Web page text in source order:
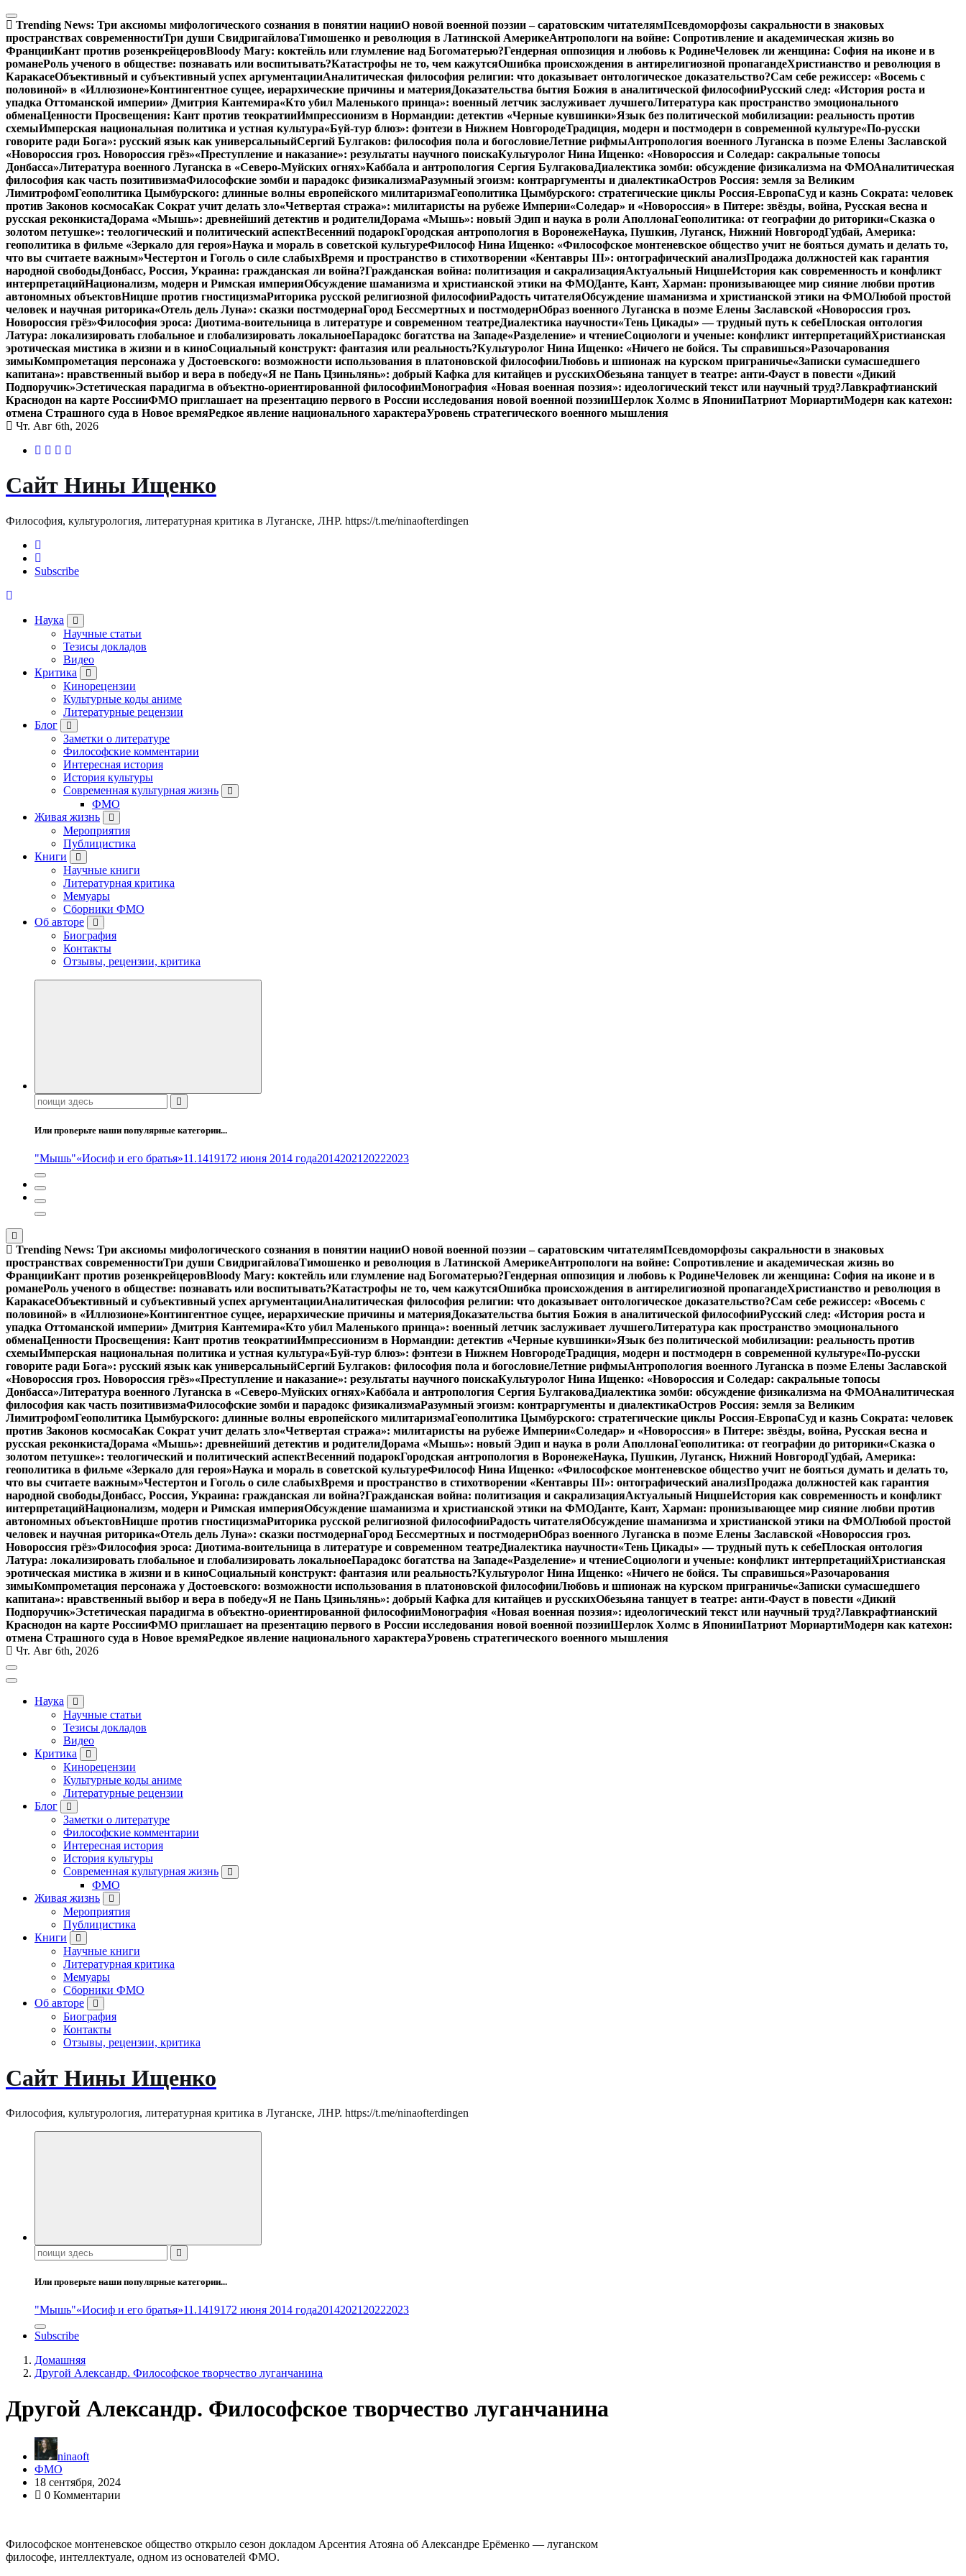
Перейти
к
содержимому
Trending News: Три аксиомы мифологического сознания в понятии нацииО новой военной поэзии – саратовским читателямПсевдоморфозы сакральности в знаковых
пространствах современностиТри души СвидригайловаТимошенко и революция в Латинской АмерикеАнтропологи на войне: Сопротивление и академическая жизнь во
ФранцииКант против розенкрейцеровBloody Mary: коктейль или глумление над Богоматерью?Гендерная оппозиция и любовь к РодинеЧеловек ли женщина: София на иконе и в
романеРоль ученого в обществе: познавать или воспитывать?Катастрофы не то, чем кажутсяОшибка происхождения в антирелигиозной пропагандеХристианство и революция в
КаракасеОбъективный и субъективный успех аргументацииАналитическая философия религии: что доказывает онтологическое доказательство?Сам себе режиссер: «Восемь с
половиной» в «Иллюзионе»Контингентное сущее, иерархические причины и материяДоказательства бытия Божия в аналитической философииРусский след: «История роста и
упадка Оттоманской империи» Дмитрия Кантемира«Кто убил Маленького принца»: военный летчик заслуживает лучшегоЛитература как пространство эмоционального
обменаЦенности Просвещения: Кант против теократииИмпрессионизм в Нормандии: детектив «Черные кувшинки»Язык без политической мобилизации: реальность против
схемыИмперская национальная политика и устная культура«Буй-тур блюз»: фэнтези в Нижнем НовгородеТрадиция, модерн и постмодерн в современной культуре«По-русски
говорите ради Бога»: русский язык как универсальныйСергий Булгаков: философия пола и богословиеЛетние рифмыАнтропология военного Луганска в поэме Елены Заславской
«Новороссия гроз. Новороссия грёз»«Преступление и наказание»: результаты научного поискаКультуролог Нина Ищенко: «Новороссия и Соледар: сакральные топосы
Донбасса»Литература военного Луганска в «Северо-Муйских огнях»Каббала и антропология Сергия БулгаковаДиалектика зомби: обсуждение физикализма на ФМОАналитическая
философия как часть позитивизмаФилософские зомби и парадокс физикализмаРазумный эгоизм: контраргументы и диалектикаОстров Россия: земля за Великим
ЛимитрофомГеополитика Цымбурского: длинные волны европейского милитаризмаГеополитика Цымбурского: стратегические циклы Россия-ЕвропаСуд и казнь Сократа: человек
против Законов космосаКак Сократ учит делать зло«Четвертая стража»: милитаристы на рубеже Империи«Соледар» и «Новороссия» в Питере: звёзды, война, Русская весна и
русская реконкистаДорама «Мышь»: древнейший детектив и родителиДорама «Мышь»: новый Эдип и наука в роли АполлонаГеополитика: от географии до риторики«Сказка о
золотом петушке»: теологический и политический аспектВесенний подарокГородская антропология в ВоронежеНаука, Пушкин, Луганск, Нижний НовгородГудбай, Америка:
геополитика в фильме «Зеркало для героя»Наука и мораль в советской культуреФилософ Нина Ищенко: «Философское монтеневское общество учит не бояться думать и делать то,
что вы считаете важным»Честертон и Гоголь о силе слабыхВремя и пространство в стихотворении «Кентавры III»: онтографический анализПродажа должностей как гарантия
народной свободыДонбасс, Россия, Украина: гражданская ли война?Гражданская война: политизация и сакрализацияАктуальный НицшеИстория как современность и конфликт
интерпретацийНационализм, модерн и Римская империяОбсуждение шаманизма и христианской этики на ФМОДанте, Кант, Харман: пронизывающее мир сияние любви против
автономных объектовНицше против гностицизмаРиторика русской религиозной философииРадость читателяОбсуждение шаманизма и христианской этики на ФМОЛюбой простой
человек и научная риторика«Отель дель Луна»: сказки постмодернаГород Бессмертных и постмодернОбраз военного Луганска в поэме Елены Заславской «Новороссия гроз.
Новороссия грёз»Философия эроса: Диотима-воительница в литературе и современном театреДиалектика научности«Тень Цикады» — трудный путь к себеПлоская онтология
Латура: локализировать глобальное и глобализировать локальноеПарадокс богатства на Западе«Разделение» и чтениеСоциологи и ученые: конфликт интерпретацийХристианская
эротическая мистика в жизни и в киноСоциальный конструкт: фантазия или реальность?Культуролог Нина Ищенко: «Ничего не бойся. Ты справишься»Разочарования
зимыКомпрометация персонажа у Достоевского: возможности использования в платоновской философииЛюбовь и шпионаж на курском приграничье«Записки сумасшедшего
капитана»: нравственный выбор и вера в победу«Я не Пань Цзиньлянь»: добрый Кафка для китайцев и русскихОбезьяна танцует в театре: анти-Фауст в повести «Дикий
Подпоручик»Эстетическая парадигма в объектно-ориентированной философииМонография «Новая военная поэзия»: идеологический текст или научный труд?Лавкрафтианский
Краснодон на карте РоссииФМО приглашает на презентацию первого в России исследования новой военной поэзииШерлок Холмс в ЯпонииПатриот МориартиМодерн как катехон:
отмена Страшного суда в Новое времяРедкое явление национального характераУровень стратегического военного мышления
Чт. Авг 6th, 2026
Сайт Нины Ищенко
Философия, культурология, литературная критика в Луганске, ЛНР. https://t.me/ninaofterdingen
Subscribe
Наука
Научные статьи
Тезисы докладов
Видео
Критика
Кинорецензии
Культурные коды аниме
Литературные рецензии
Блог
Заметки о литературе
Философские комментарии
Интересная история
История культуры
Современная культурная жизнь
ФМО
Живая жизнь
Мероприятия
Публицистика
Книги
Научные книги
Литературная критика
Мемуары
Сборники ФМО
Об авторе
Биография
Контакты
Отзывы, рецензии, критика
Поиск:
Или проверьте наши популярные категории...
"Мышь"«Иосиф и его братья»11.1419172 июня 2014 года20142021 20222023
Trending News: Три аксиомы мифологического сознания в понятии нацииО новой военной поэзии – саратовским читателямПсевдоморфозы сакральности в знаковых
пространствах современностиТри души СвидригайловаТимошенко и революция в Латинской АмерикеАнтропологи на войне: Сопротивление и академическая жизнь во
ФранцииКант против розенкрейцеровBloody Mary: коктейль или глумление над Богоматерью?Гендерная оппозиция и любовь к РодинеЧеловек ли женщина: София на иконе и в
романеРоль ученого в обществе: познавать или воспитывать?Катастрофы не то, чем кажутсяОшибка происхождения в антирелигиозной пропагандеХристианство и революция в
КаракасеОбъективный и субъективный успех аргументацииАналитическая философия религии: что доказывает онтологическое доказательство?Сам себе режиссер: «Восемь с
половиной» в «Иллюзионе»Контингентное сущее, иерархические причины и материяДоказательства бытия Божия в аналитической философииРусский след: «История роста и
упадка Оттоманской империи» Дмитрия Кантемира«Кто убил Маленького принца»: военный летчик заслуживает лучшегоЛитература как пространство эмоционального
обменаЦенности Просвещения: Кант против теократииИмпрессионизм в Нормандии: детектив «Черные кувшинки»Язык без политической мобилизации: реальность против
схемыИмперская национальная политика и устная культура«Буй-тур блюз»: фэнтези в Нижнем НовгородеТрадиция, модерн и постмодерн в современной культуре«По-русски
говорите ради Бога»: русский язык как универсальныйСергий Булгаков: философия пола и богословиеЛетние рифмыАнтропология военного Луганска в поэме Елены Заславской
«Новороссия гроз. Новороссия грёз»«Преступление и наказание»: результаты научного поискаКультуролог Нина Ищенко: «Новороссия и Соледар: сакральные топосы
Донбасса»Литература военного Луганска в «Северо-Муйских огнях»Каббала и антропология Сергия БулгаковаДиалектика зомби: обсуждение физикализма на ФМОАналитическая
философия как часть позитивизмаФилософские зомби и парадокс физикализмаРазумный эгоизм: контраргументы и диалектикаОстров Россия: земля за Великим
ЛимитрофомГеополитика Цымбурского: длинные волны европейского милитаризмаГеополитика Цымбурского: стратегические циклы Россия-ЕвропаСуд и казнь Сократа: человек
против Законов космосаКак Сократ учит делать зло«Четвертая стража»: милитаристы на рубеже Империи«Соледар» и «Новороссия» в Питере: звёзды, война, Русская весна и
русская реконкистаДорама «Мышь»: древнейший детектив и родителиДорама «Мышь»: новый Эдип и наука в роли АполлонаГеополитика: от географии до риторики«Сказка о
золотом петушке»: теологический и политический аспектВесенний подарокГородская антропология в ВоронежеНаука, Пушкин, Луганск, Нижний НовгородГудбай, Америка:
геополитика в фильме «Зеркало для героя»Наука и мораль в советской культуреФилософ Нина Ищенко: «Философское монтеневское общество учит не бояться думать и делать то,
что вы считаете важным»Честертон и Гоголь о силе слабыхВремя и пространство в стихотворении «Кентавры III»: онтографический анализПродажа должностей как гарантия
народной свободыДонбасс, Россия, Украина: гражданская ли война?Гражданская война: политизация и сакрализацияАктуальный НицшеИстория как современность и конфликт
интерпретацийНационализм, модерн и Римская империяОбсуждение шаманизма и христианской этики на ФМОДанте, Кант, Харман: пронизывающее мир сияние любви против
автономных объектовНицше против гностицизмаРиторика русской религиозной философииРадость читателяОбсуждение шаманизма и христианской этики на ФМОЛюбой простой
человек и научная риторика«Отель дель Луна»: сказки постмодернаГород Бессмертных и постмодернОбраз военного Луганска в поэме Елены Заславской «Новороссия гроз.
Новороссия грёз»Философия эроса: Диотима-воительница в литературе и современном театреДиалектика научности«Тень Цикады» — трудный путь к себеПлоская онтология
Латура: локализировать глобальное и глобализировать локальноеПарадокс богатства на Западе«Разделение» и чтениеСоциологи и ученые: конфликт интерпретацийХристианская
эротическая мистика в жизни и в киноСоциальный конструкт: фантазия или реальность?Культуролог Нина Ищенко: «Ничего не бойся. Ты справишься»Разочарования
зимыКомпрометация персонажа у Достоевского: возможности использования в платоновской философииЛюбовь и шпионаж на курском приграничье«Записки сумасшедшего
капитана»: нравственный выбор и вера в победу«Я не Пань Цзиньлянь»: добрый Кафка для китайцев и русскихОбезьяна танцует в театре: анти-Фауст в повести «Дикий
Подпоручик»Эстетическая парадигма в объектно-ориентированной философииМонография «Новая военная поэзия»: идеологический текст или научный труд?Лавкрафтианский
Краснодон на карте РоссииФМО приглашает на презентацию первого в России исследования новой военной поэзииШерлок Холмс в ЯпонииПатриот МориартиМодерн как катехон:
отмена Страшного суда в Новое времяРедкое явление национального характераУровень стратегического военного мышления
Чт. Авг 6th, 2026
Наука
Научные статьи
Тезисы докладов
Видео
Критика
Кинорецензии
Культурные коды аниме
Литературные рецензии
Блог
Заметки о литературе
Философские комментарии
Интересная история
История культуры
Современная культурная жизнь
ФМО
Живая жизнь
Мероприятия
Публицистика
Книги
Научные книги
Литературная критика
Мемуары
Сборники ФМО
Об авторе
Биография
Контакты
Отзывы, рецензии, критика
Сайт Нины Ищенко
Философия, культурология, литературная критика в Луганске, ЛНР. https://t.me/ninaofterdingen
Поиск:
Или проверьте наши популярные категории...
"Мышь"«Иосиф и его братья»11.1419172 июня 2014 года2014202120222023
Subscribe
Домашняя
Другой Александр. Философское творчество луганчанина
Другой Александр. Философское творчество луганчанина
ninaoft
ФМО
18 сентября, 2024
0 Комментарии
Философское монтеневское общество открыло сезон докладом Арсентия Атояна об Александре Ерёменко — луганском
философе, интеллектуале, одном из основателей ФМО.